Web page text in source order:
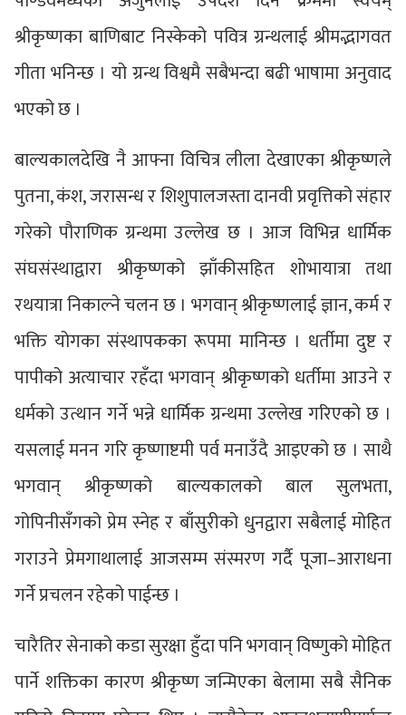
श्रीकृष्णका बाणिबाट निस्केको पवित्र ग्रन्थलाई श्रीमद्भागवत
गीता भनिन्छ । यो ग्रन्थ विश्वमै सबैभन्दा बढी भाषामा अनुवाद
भएको छ ।
बाल्यकालदेखि नै आफ्ना विचित्र लीला देखाएका श्रीकृष्णले
पुतना, कंश, जरासन्ध र शिशुपालजस्ता दानवी प्रवृत्तिको संहार
गरेको पौराणिक ग्रन्थमा उल्लेख छ । आज विभिन्न धार्मिक
संघसंस्थाद्वारा श्रीकृष्णको झाँकीसहित शोभायात्रा तथा
रथयात्रा निकाल्ने चलन छ । भगवान् श्रीकृष्णलाई ज्ञान, कर्म र
भक्ति योगका संस्थापकका रूपमा मानिन्छ । धर्तीमा दुष्ट र
पापीको अत्याचार रहँदा भगवान् श्रीकृष्णको धर्तीमा आउने र
धर्मको उत्थान गर्ने भन्ने धार्मिक ग्रन्थमा उल्लेख गरिएको छ ।
यसलाई मनन गरि कृष्णाष्टमी पर्व मनाउँदै आइएको छ । साथै
भगवान् श्रीकृष्णको बाल्यकालको बाल सुलभता,
गोपिनीसँगको प्रेम स्नेह र बाँसुरीको धुनद्वारा सबैलाई मोहित
गराउने प्रेमगाथालाई आजसम्म संस्मरण गर्दै पूजा–आराधना
गर्ने प्रचलन रहेको पाईन्छ ।
चारैतिर सेनाको कडा सुरक्षा हुँदा पनि भगवान् विष्णुको मोहित
पार्ने शक्तिका कारण श्रीकृष्ण जन्मिएका बेलामा सबै सैनिक